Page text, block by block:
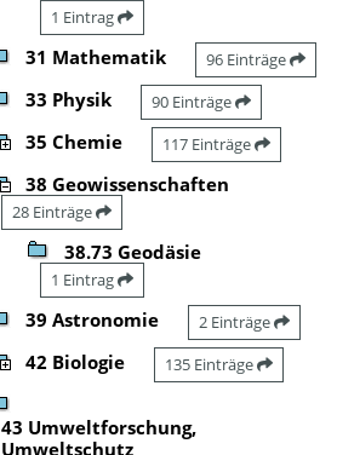
1 Eintrag
31 Mathematik 96 Einträge
33 Physik 90 Einträge
35 Chemie 117 Einträge
38 Geowissenschaften
28 Einträge
38.73 Geodäsie
1 Eintrag
39 Astronomie 2 Einträge
42 Biologie 135 Einträge
43 Umweltforschung,
Umweltschutz